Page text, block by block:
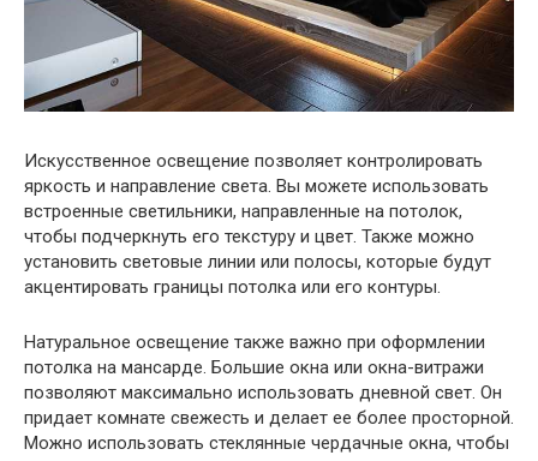
Искусственное освещение позволяет контролировать
яркость и направление света. Вы можете использовать
встроенные светильники, направленные на потолок,
чтобы подчеркнуть его текстуру и цвет. Также можно
установить световые линии или полосы, которые будут
акцентировать границы потолка или его контуры.
Натуральное освещение также важно при оформлении
потолка на мансарде. Большие окна или окна-витражи
позволяют максимально использовать дневной свет. Он
придает комнате свежесть и делает ее более просторной.
Можно использовать стеклянные чердачные окна, чтобы